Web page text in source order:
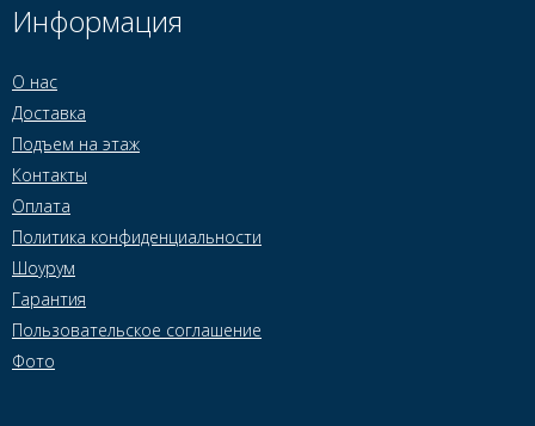
Информация
О нас
Доставка
Подъем на этаж
Контакты
Оплата
Политика конфиденциальности
Шоурум
Гарантия
Пользовательское соглашение
Фото